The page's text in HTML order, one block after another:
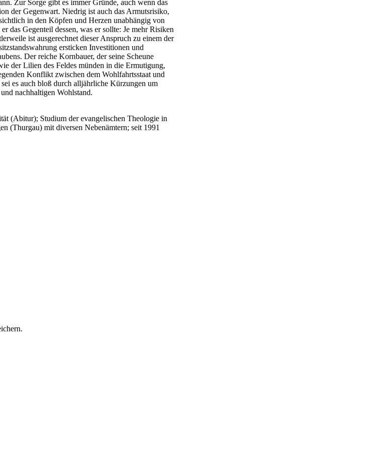
Zur Sorge gibt es immer Gründe, auch wenn das
der Gegenwart. Niedrig ist auch das Armutsrisiko,
in den Köpfen und Herzen unabhängig von
das Gegenteil dessen, was er sollte: Je mehr Risiken
ist ausgerechnet dieser Anspruch zu einem der
ersticken Investitionen und
Der reiche Kornbauer, der seine Scheune
der Lilien des Feldes münden in die Ermutigung,
Konflikt zwischen dem Wohlfahrtsstaat und
es auch bloß durch alljährliche Kürzungen um
nachhaltigen Wohlstand.
(Abitur); Studium der evangelischen Theologie in
(Thurgau) mit diversen Nebenämtern; seit 1991